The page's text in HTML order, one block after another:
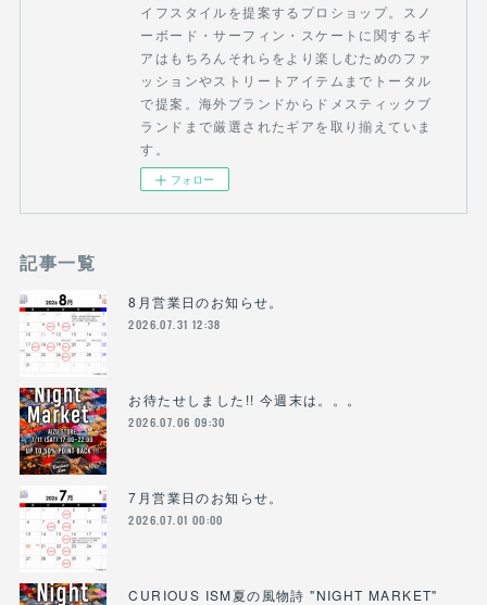
イフスタイルを提案するプロショップ。スノ
ーボード・サーフィン・スケートに関するギ
アはもちろんそれらをより楽しむためのファ
ッションやストリートアイテムまでトータル
で提案。海外ブランドからドメスティックブ
ランドまで厳選されたギアを取り揃えていま
す。
フォロー
記事一覧
8月営業日のお知らせ。
2026.07.31 12:38
お待たせしました!! 今週末は。。。
2026.07.06 09:30
7月営業日のお知らせ。
2026.07.01 00:00
CURIOUS ISM夏の風物詩 "NIGHT MARKET"